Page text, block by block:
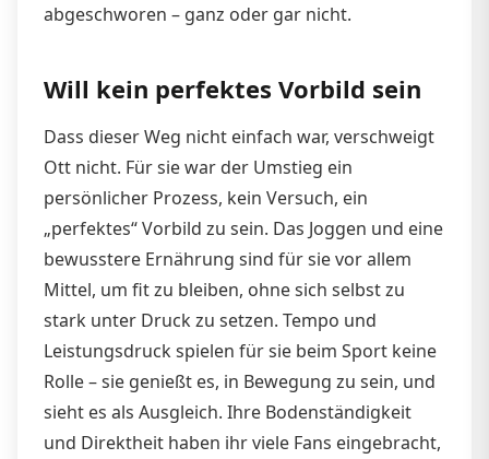
abgeschworen – ganz oder gar nicht.
Will kein perfektes Vorbild sein
Dass dieser Weg nicht einfach war, verschweigt
Ott nicht. Für sie war der Umstieg ein
persönlicher Prozess, kein Versuch, ein
„perfektes“ Vorbild zu sein. Das Joggen und eine
bewusstere Ernährung sind für sie vor allem
Mittel, um fit zu bleiben, ohne sich selbst zu
stark unter Druck zu setzen. Tempo und
Leistungsdruck spielen für sie beim Sport keine
Rolle – sie genießt es, in Bewegung zu sein, und
sieht es als Ausgleich. Ihre Bodenständigkeit
und Direktheit haben ihr viele Fans eingebracht,